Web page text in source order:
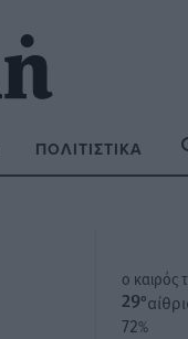
ΠΟΛΙΤΙΣΤΙΚΆ
o καιρός
29°
72%